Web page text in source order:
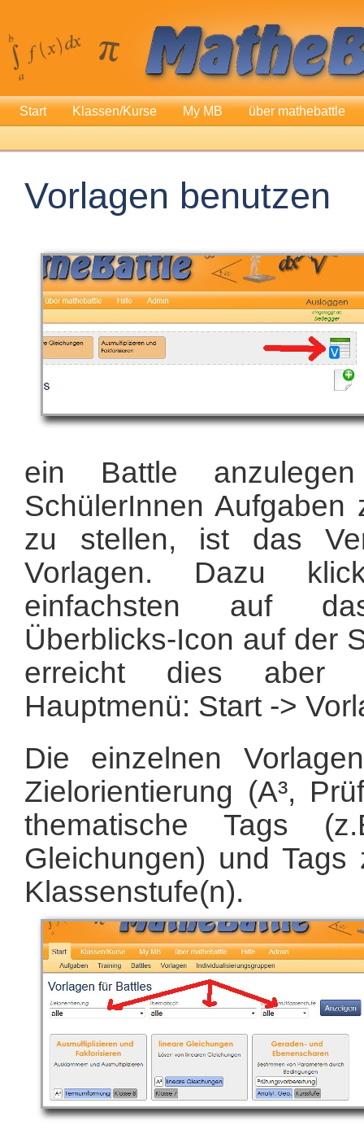
Start Klassen/Kurse My MB über mathebattle
Vorlagen benutzen
ein Battle
SchülerInnen Aufgaben
zu stellen, ist das
Vorlagen. Dazu
einfachsten auf
Überblicks-Icon auf der
erreicht dies aber
Hauptmenü: Start ->
Die einzelnen
Zielorientierung (A³,
thematische Tags
Gleichungen) und
Klassenstufe(n).